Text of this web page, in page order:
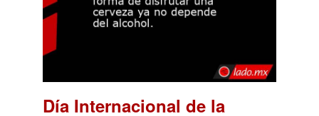
Día Internacional de la